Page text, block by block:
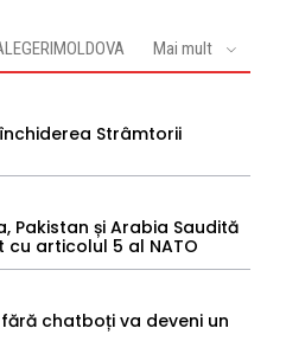
Mai mult
Strâmtorii
Pakistan și Arabia Saudită
cu articolul 5 al NATO
chatboți va deveni un